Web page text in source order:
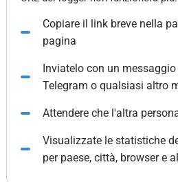
Copiare il link breve nella
pagina
Inviatelo con un
Telegram o qualsiasi altro
Attendere che l'altra
Visualizzate le statistiche
per paese, città, browser e